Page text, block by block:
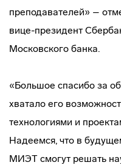
преподавателей» –
вице-президент
Московского банка.
«Большое спасибо за
хватало его
технологиями и
Надеемся, что в
МИЭТ смогут решать